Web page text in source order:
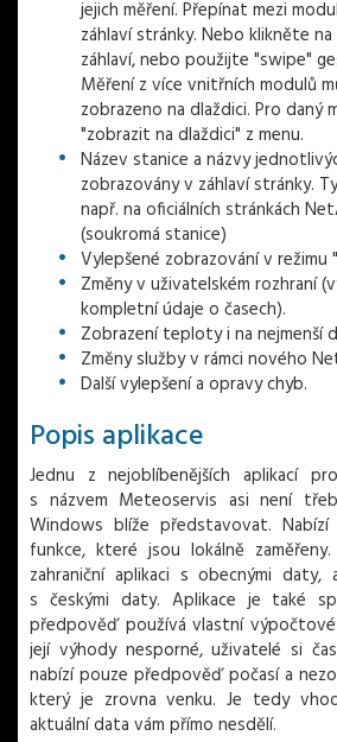
jejich měření. Přepínat mezi
záhlaví stránky. Nebo klikněte
záhlaví, nebo použijte "swipe"
Měření z více vnitřních modulů
zobrazeno na dlaždici. Pro daný
"zobrazit na dlaždici" z menu.
Název stanice a názvy
zobrazovány v záhlaví stránky.
např. na oficiálních stránkách
(soukromá stanice)
Vylepšené zobrazování v režimu
Změny v uživatelském rozhraní
kompletní údaje o časech).
Zobrazení teploty i na nejmenší
Změny služby v rámci nového
Další vylepšení a opravy chyb.
Popis aplikace
Jednu z nejoblíbenějších aplikací
s názvem Meteoservis asi není
Windows blíže představovat.
funkce, které jsou lokálně
zahraniční aplikaci s obecnými
s českými daty. Aplikace je také
předpověď používá vlastní
její výhody nesporné, uživatelé si
nabízí pouze předpověď počasí a
který je zrovna venku. Je tedy
aktuální data vám přímo nesdělí.